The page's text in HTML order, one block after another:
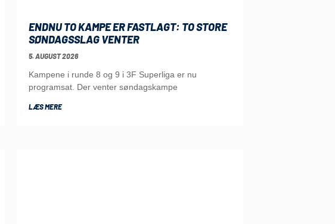
ENDNU TO KAMPE ER FASTLAGT: TO STORE
SØNDAGSSLAG VENTER
5. AUGUST 2026
Kampene i runde 8 og 9 i 3F Superliga er nu
programsat. Der venter søndagskampe
LÆS MERE